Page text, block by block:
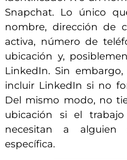
Snapchat. Lo único
nombre, dirección de
activa, número de
ubicación y,
LinkedIn. Sin
incluir LinkedIn si no
Del mismo modo, no
ubicación si el
necesitan a
específica.